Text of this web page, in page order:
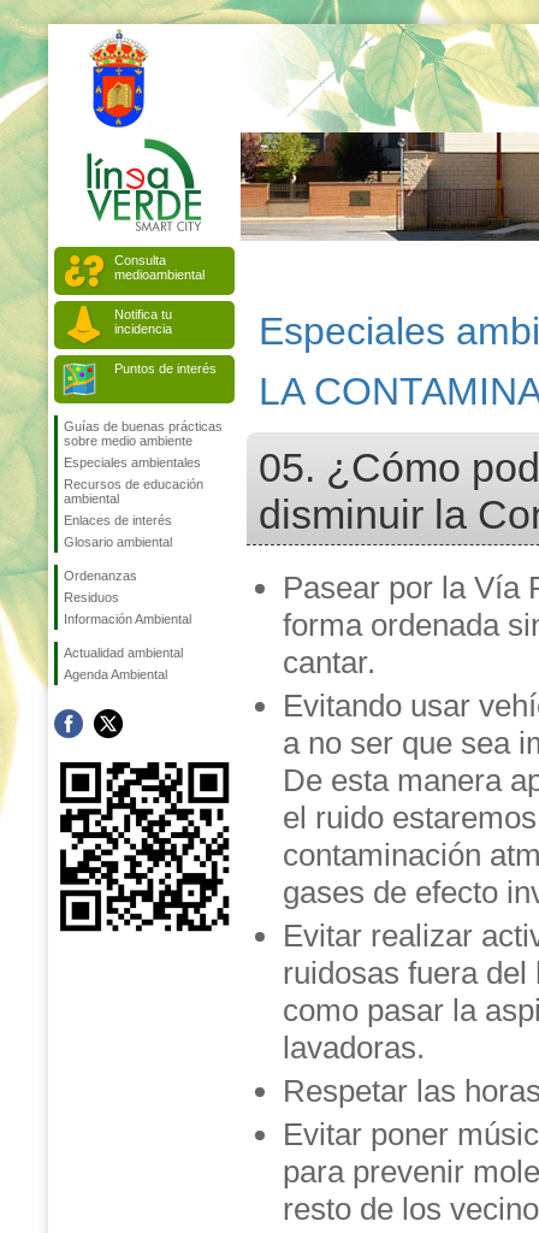
Consulta
medioambiental
Notifica tu
incidencia
Puntos de interés
Guías de buenas prácticas
sobre medio ambiente
Especiales ambientales
Recursos de educación
ambiental
Enlaces de interés
Glosario ambiental
Ordenanzas
Residuos
Información Ambiental
Actualidad ambiental
Agenda Ambiental
Especiales
LA
05. ¿Cómo
disminuir la
Pasear por la Vía
forma ordenada
cantar.
Evitando usar
a no ser que sea
De esta manera
el ruido
contaminación
gases de efecto
Evitar realizar
ruidosas fuera del
como pasar la
lavadoras.
Respetar las
Evitar poner
para prevenir
resto de los